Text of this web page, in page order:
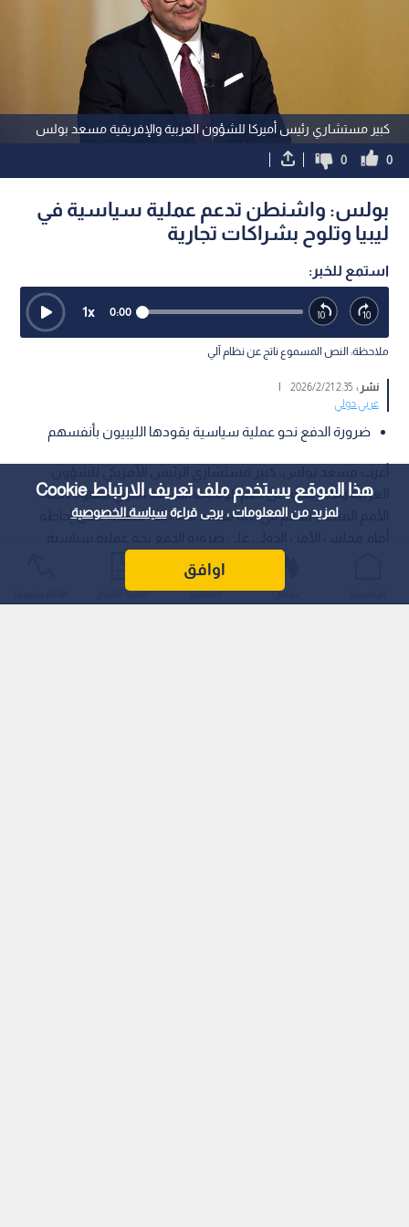
هذا الموقع يستخدم ملف تعريف الارتباط Cookie
لمزيد من المعلومات ، يرجى قراءةسياسة الخصوصية
اوافق
كبير مستشاري رئيس أميركا للشؤون العربية والإفريقية مسعد بولس
0
0
بولس: واشنطن تدعم عملية سياسية في
ليبيا وتلوح بشراكات تجارية
استمع للخبر:
0:00
1x
ملاحظة: النص المسموع ناتج عن نظام آلي
نشر :2:35 2026/2/21
|
عربي دولي
ضرورة الدفع نحو عملية سياسية يقودها الليبيون بأنفسهم
العربية والأفريقية، عن دعم الولايات المتحدة القوي لجهود بعثة
الأمم المتحدة للدعم في ليبيا بقيادة هانا تيته، مشددا خلال إحاطة
بما يضمن تعزيز الاستقرار والازدهار للشعب الليبي ويسهم في
تقوية الأمن الإقليمي.
عواجل المباشر أحدث الأخبار